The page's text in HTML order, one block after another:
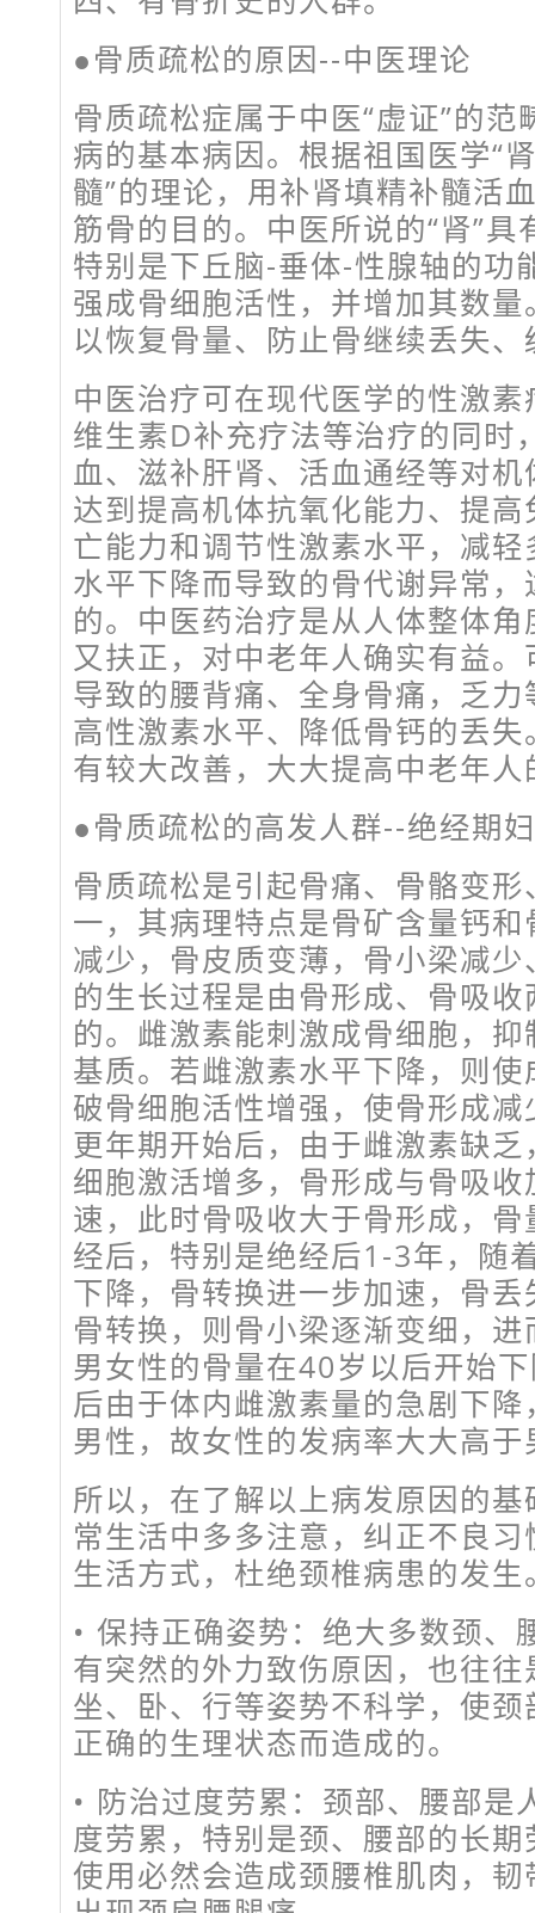
●骨质疏松的原因--中医理论
骨质疏松症属于中医“虚证”的范
病的基本病因。根据祖国医学“
髓”的理论，用补肾填精补髓活
筋骨的目的。中医所说的“肾”
特别是下丘脑-垂体-性腺轴的功
强成骨细胞活性，并增加其数
以恢复骨量、防止骨继续丢失
中医治疗可在现代医学的性激
维生素D补充疗法等治疗的同时
血、滋补肝肾、活血通经等对
达到提高机体抗氧化能力、提
亡能力和调节性激素水平，减
水平下降而导致的骨代谢异常
的。中医药治疗是从人体整体
又扶正，对中老年人确实有益
导致的腰背痛、全身骨痛，乏
高性激素水平、降低骨钙的丢
有较大改善，大大提高中老年
●骨质疏松的高发人群--绝经期
骨质疏松是引起骨痛、骨骼变
一，其病理特点是骨矿含量钙
减少，骨皮质变薄，骨小梁减
的生长过程是由骨形成、骨吸
的。雌激素能刺激成骨细胞，
基质。若雌激素水平下降，则
破骨细胞活性增强，使骨形成
更年期开始后，由于雌激素缺
细胞激活增多，骨形成与骨吸
速，此时骨吸收大于骨形成，
经后，特别是绝经后1-3年，随
下降，骨转换进一步加速，骨
骨转换，则骨小梁逐渐变细，
男女性的骨量在40岁以后开始
后由于体内雌激素量的急剧下
男性，故女性的发病率大大高于
所以，在了解以上病发原因的
常生活中多多注意，纠正不良
生活方式，杜绝颈椎病患的发生
• 保持正确姿势：绝大多数颈、
有突然的外力致伤原因，也往
坐、卧、行等姿势不科学，使
正确的生理状态而造成的。
• 防治过度劳累：颈部、腰部是
度劳累，特别是颈、腰部的长
使用必然会造成颈腰椎肌肉，